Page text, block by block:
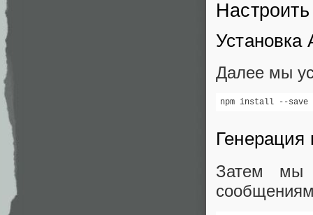
Установка
Далее мы
npm install --save
Затем мы